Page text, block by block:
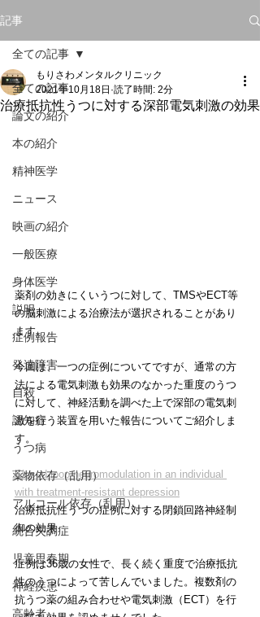
記事
全ての記事
論文の紹介
本の紹介
精神医学
ニュース
映画の紹介
一般医療
身体医学
説明
症例報告
発達障害
自殺
認知症
うつ病
薬物依存（乱用）
アルコール依存（乱用）
統合失調症
児童思春期
神経疾患
高齢者
全ての記事
治療抵抗性うつに対する深部電気刺激の効果
もりさわメンタルクリニック
2021年10月18日 読了時間: 2分
薬剤の効きにくいうつに対して、TMSやECT等
の脳刺激による治療法が選択されることがあり
ます。
今回は、一つの症例についてですが、通常の方
法による電気刺激も効果のなかった重度のうつ
に対して、神経活動を調べた上で深部の電気刺
激を行う装置を用いた報告についてご紹介しま
す。
Closed-loop neuromodulation in an individual
with treatment-resistant depression
治療抵抗性うつの症例に対する閉鎖回路神経制
御の効果
症例は36歳の女性で、長く続く重度で治療抵抗
性のうつによって苦しんでいました。複数剤の
抗うつ薬の組み合わせや電気刺激（ECT）を行